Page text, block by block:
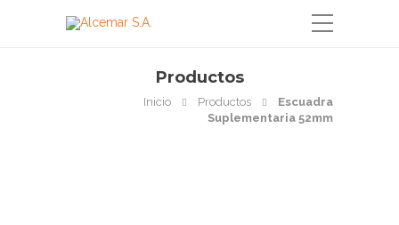
Productos
Inicio Productos
Escuadra
Suplementaria 52mm